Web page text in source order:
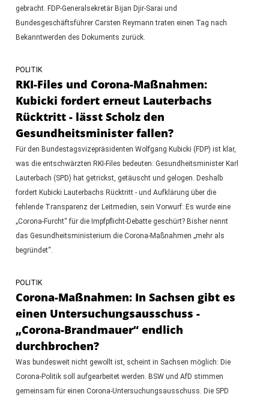
gebracht. FDP-Generalsekretär Bijan Djir-Sarai und
Bundesgeschäftsführer Carsten Reymann traten einen Tag nach
Bekanntwerden des Dokuments zurück.
POLITIK
RKI-Files und Corona-Maßnahmen:
Kubicki fordert erneut Lauterbachs
Rücktritt - lässt Scholz den
Gesundheitsminister fallen?
Für den Bundestagsvizepräsidenten Wolfgang Kubicki (FDP) ist klar,
was die entschwärzten RKI-Files bedeuten: Gesundheitsminister Karl
Lauterbach (SPD) hat getrickst, getäuscht und gelogen. Deshalb
fordert Kubicki Lauterbachs Rücktritt - und Aufklärung über die
fehlende Transparenz der Leitmedien, sein Vorwurf: Es wurde eine
„Corona-Furcht“ für die Impfpflicht-Debatte geschürt? Bisher nennt
das Gesundheitsministerium die Corona-Maßnahmen „mehr als
begründet“.
POLITIK
Corona-Maßnahmen: In Sachsen gibt es
einen Untersuchungsausschuss -
„Corona-Brandmauer“ endlich
durchbrochen?
Was bundesweit nicht gewollt ist, scheint in Sachsen möglich: Die
Corona-Politik soll aufgearbeitet werden. BSW und AfD stimmen
gemeinsam für einen Corona-Untersuchungsausschuss. Die SPD